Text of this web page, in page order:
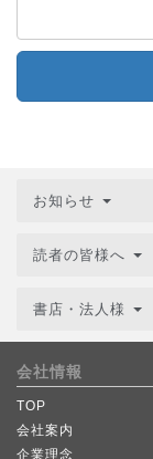
お知らせ
読者の皆様へ
書店・法人様
会社情報
TOP
会社案内
企業理念